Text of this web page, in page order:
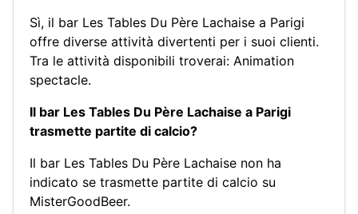
Sì, il bar Les Tables Du Père Lachaise a Parigi
offre diverse attività divertenti per i suoi clienti.
Tra le attività disponibili troverai: Animation
spectacle.
Il bar Les Tables Du Père Lachaise a Parigi
trasmette partite di calcio?
Il bar Les Tables Du Père Lachaise non ha
indicato se trasmette partite di calcio su
MisterGoodBeer.